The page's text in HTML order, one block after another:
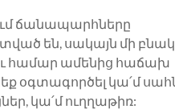
ճանապարհները
են, սակայն մի
համար ամենից հաճախ
օգտագործել կա՛մ
կա՛մ ուղղաթիռ: